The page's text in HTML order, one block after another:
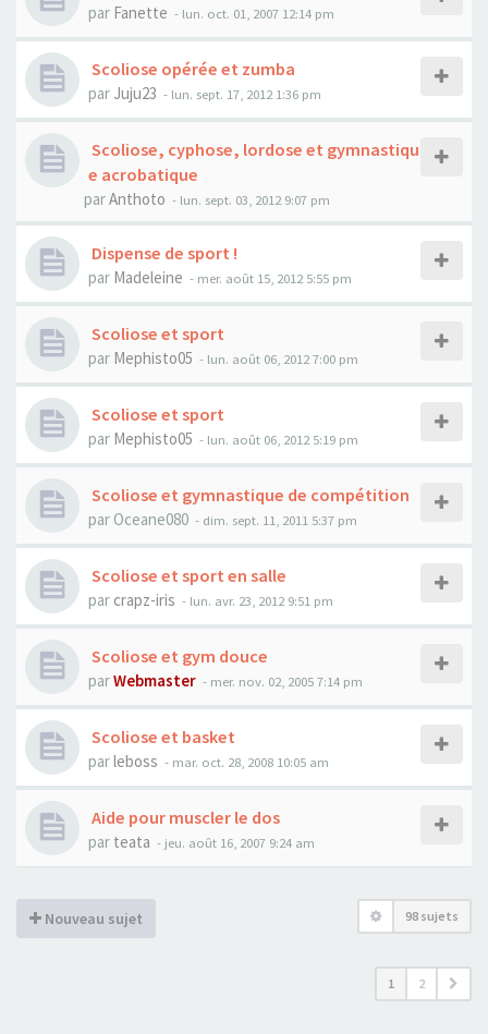
par Fanette - lun. oct. 01, 2007 12:14 pm
Scoliose opérée et zumba
par Juju23 - lun. sept. 17, 2012 1:36 pm
Scoliose, cyphose, lordose et gymnastiqu
e acrobatique
parAnthoto - lun. sept. 03, 2012 9:07 pm
Dispense de sport !
par Madeleine - mer. août 15, 2012 5:55 pm
Scoliose et sport
par Mephisto05 - lun. août 06, 2012 7:00 pm
Scoliose et sport
par Mephisto05 - lun. août 06, 2012 5:19 pm
Scoliose et gymnastique de compétition
par Oceane080 - dim. sept. 11, 2011 5:37 pm
Scoliose et sport en salle
par crapz-iris - lun. avr. 23, 2012 9:51 pm
Scoliose et gym douce
parWebmaster - mer. nov. 02, 2005 7:14 pm
Scoliose et basket
parleboss - mar. oct. 28, 2008 10:05 am
Aide pour muscler le dos
par teata - jeu. août 16, 2007 9:24 am
Nouveau sujet 98 sujets
1 2